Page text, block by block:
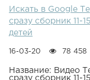
все вопросы
пузырь, и
не пропустить
Искать в Google
сразу сборник
детей
16-03-20 78 458
Название: Видео
сразу сборник 11-